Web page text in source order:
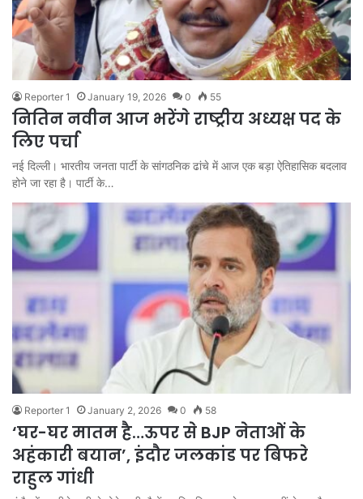
Reporter 1 January 19, 2026 0 55
नितिन नवीन आज भरेंगे राष्ट्रीय अध्यक्ष पद के
लिए पर्चा
नई दिल्ली। भारतीय जनता पार्टी के सांगठनिक ढांचे में आज एक बड़ा ऐतिहासिक बदलाव
होने जा रहा है। पार्टी के…
Reporter 1 January 2, 2026 0 58
‘घर-घर मातम है…ऊपर से BJP नेताओं के
अहंकारी बयान’, इंदौर जलकांड पर बिफरे
राहुल गांधी